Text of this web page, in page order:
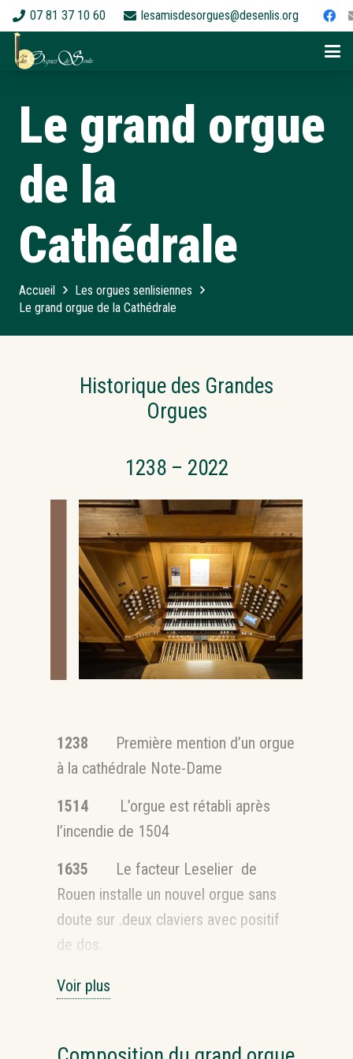
07 81 37 10 60 lesamisdesorgues@desenlis.org
Le grand orgue
de la
Cathédrale
Accueil
Les orgues senlisiennes
Le grand orgue de la Cathédrale
Historique des Grandes
Orgues
1238 – 2022
1238
Première mention d’un orgue
à la cathédrale Note-Dame
1514 L’orgue est rétabli après
l’incendie de 1504
1635 Le facteur Leselier de
Rouen installe un nouvel orgue sans
doute sur .deux claviers avec positif
de dos.
1641
Voir plus